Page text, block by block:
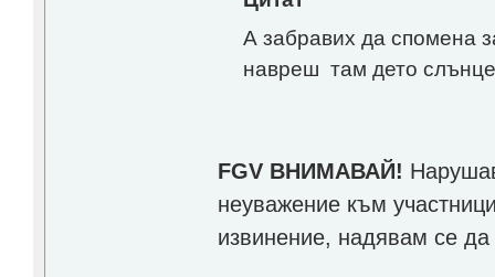
А забравих да спомена
навреш там дето
FGV ВНИМАВАЙ!
неуважение към
извинение, надявам се